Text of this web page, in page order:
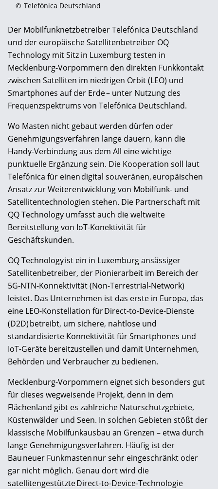
© Telefónica Deutschland
Der Mobilfunknetzbetreiber Telefónica Deutschland
und der europäische Satellitenbetreiber OQ
Technology mit Sitz in Luxemburg testen in
Mecklenburg-Vorpommern den direkten Funkkontakt
zwischen Satelliten im niedrigen Orbit (LEO) und
Smartphones auf der Erde – unter Nutzung des
Frequenzspektrums von Telefónica Deutschland.
Wo Masten nicht gebaut werden dürfen oder
Genehmigungsverfahren lange dauern, kann die
Handy-Verbindung aus dem All eine wichtige
punktuelle Ergänzung sein. Die Kooperation soll laut
Telefónica für einen digital souveränen, europäischen
Ansatz zur Weiterentwicklung von Mobilfunk- und
Satellitentechnologien stehen. Die Partnerschaft mit
QQ Technology umfasst auch die weltweite
Bereitstellung von IoT-Konektivität für
Geschäftskunden.
OQ Technology ist ein in Luxemburg ansässiger
Satellitenbetreiber, der Pionierarbeit im Bereich der
5G-NTN-Konnektivität (Non-Terrestrial-Network)
leistet. Das Unternehmen ist das erste in Europa, das
eine LEO-Konstellation für Direct-to-Device-Dienste
(D2D) betreibt, um sichere, nahtlose und
standardisierte Konnektivität für Smartphones und
IoT-Geräte bereitzustellen und damit Unternehmen,
Behörden und Verbraucher zu bedienen.
Mecklenburg-Vorpommern eignet sich besonders gut
für dieses wegweisende Projekt, denn in dem
Flächenland gibt es zahlreiche Naturschutzgebiete,
Küstenwälder und Seen. In solchen Gebieten stößt der
klassische Mobilfunkausbau an Grenzen – etwa durch
lange Genehmigungsverfahren. Häufig ist der
Bau neuer Funkmasten nur sehr eingeschränkt oder
gar nicht möglich. Genau dort wird die
satellitengestützte Direct-to-Device-Technologie